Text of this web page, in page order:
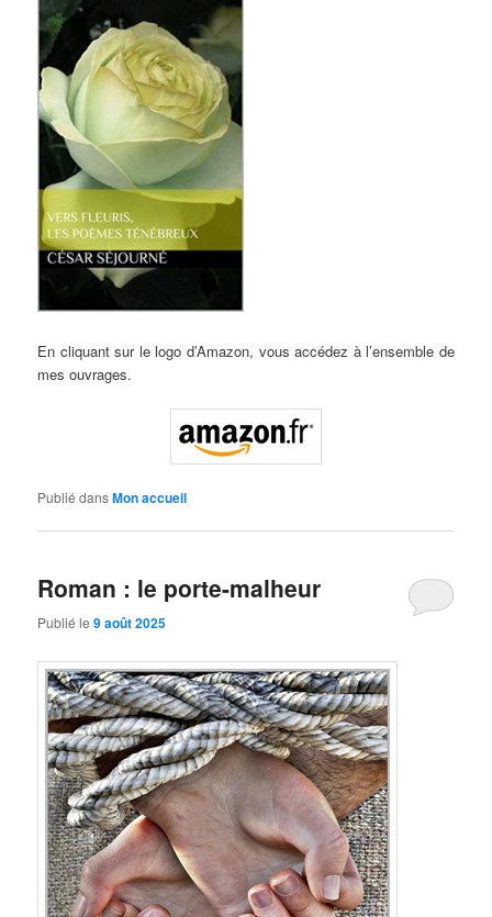
En cliquant sur le logo d’Amazon, vous accédez à l’ensemble de
mes ouvrages.
Publié dansMon accueil
Roman : le porte-malheur
Publié le9 août 2025